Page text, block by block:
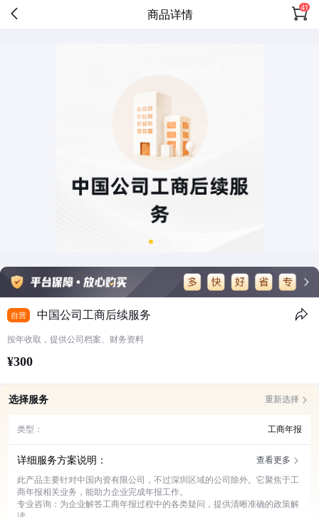
商品详情 41
自营 中国公司工商后续服务
按年收取，提供公司档案、财务资料
¥300
选择服务 重新选择
类型： 工商年报
详细服务方案说明：
查看更多
此产品主要针对中国内资有限公司，不过深圳区域的公司除外。它聚焦于工
商年报相关业务，能助力企业完成年报工作。
专业咨询：为企业解答工商年报过程中的各类疑问，提供清晰准确的政策解
读。